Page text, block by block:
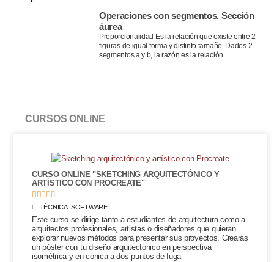
Operaciones con segmentos. Sección
áurea
Proporcionalidad Es la relación que existe entre 2
figuras de igual forma y distinto tamaño. Dados 2
segmentos a y b, la razón es la relación
CURSOS ONLINE
CURSO ONLINE "SKETCHING ARQUITECTÓNICO Y
ARTÍSTICO CON PROCREATE"
    
TÉCNICA:SOFTWARE
Este curso se dirige tanto a estudiantes de arquitectura como a
arquitectos profesionales, artistas o diseñadores que quieran
explorar nuevos métodos para presentar sus proyectos. Crearás
un póster con tu diseño arquitectónico en perspectiva
isométrica y en cónica a dos puntos de fuga